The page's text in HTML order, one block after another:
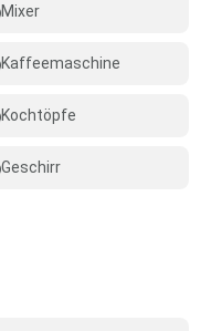
Mixer
Kaffeemaschine
Kochtöpfe
Geschirr